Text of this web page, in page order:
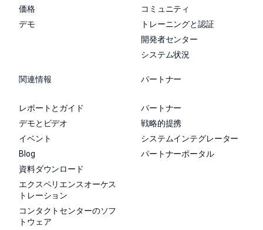
価格
デモ
コミュニティ
トレーニングと認証
開発者センター
システム状況
関連情報
レポートとガイド
デモとビデオ
イベント
Blog
資料ダウンロード
エクスペリエンスオーケス
トレーション
コンタクトセンターのソフ
トウェア
パートナー
パートナー
戦略的提携
システムインテグレーター
パートナーポータル